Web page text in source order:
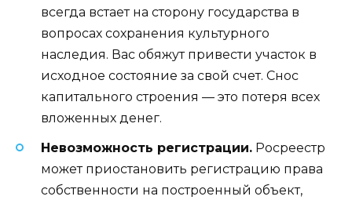
всегда встает на сторону государства в
вопросах сохранения культурного
наследия. Вас обяжут привести участок в
исходное состояние за свой счет. Снос
капитального строения — это потеря всех
вложенных денег.
Невозможность регистрации. Росреестр
может приостановить регистрацию права
собственности на построенный объект,